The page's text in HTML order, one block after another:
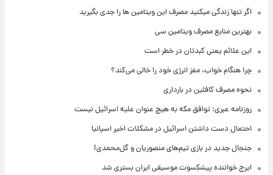
اگر تنها زندگی میکنید مصرف این ویتامین ها را جدی بگیرید
بهترین منابع مصرف ویتامین سی
این علائم یعنی کبدتان در خطر است
چرا هنگام خواب، مغز انرژی خود را خالی می‌کند؟
نحوه مصرف کافئین در بارداری
روزنامه عبری: توافق مکه به هیچ عنوان علیه اسرائیل نیست
احتمال دست داشتن اسرائیل در مشکلات اخیر اسپانیا
جنجال جدید در بازی تیم‌های منصوریان و گل‌محمدی!
ایرج خواننده پیشکسوت موسیقی ایران بستری شد